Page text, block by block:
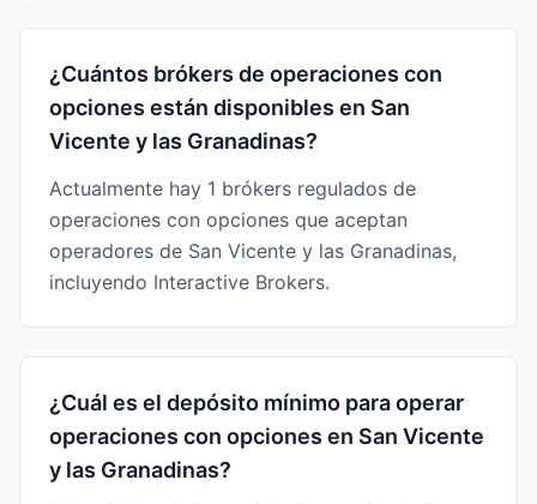
¿Cuántos brókers de operaciones con
opciones están disponibles en San
Vicente y las Granadinas?
Actualmente hay 1 brókers regulados de
operaciones con opciones que aceptan
operadores de San Vicente y las Granadinas,
incluyendo Interactive Brokers.
¿Cuál es el depósito mínimo para operar
operaciones con opciones en San Vicente
y las Granadinas?